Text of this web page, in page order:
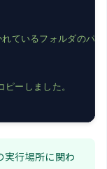
ているフォルダのパ
ーしました。
実行場所に関わ